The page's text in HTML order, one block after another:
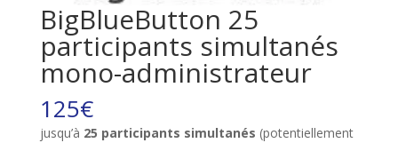
BigBlueButton 25
participants simultanés
mono-administrateur
125€
jusqu’à 25 participants simultanés (potentiellement